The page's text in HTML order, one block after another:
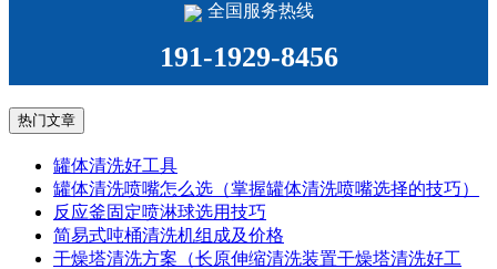
全国服务热线
191-1929-8456
热门文章
罐体清洗好工具
罐体清洗喷嘴怎么选（掌握罐体清洗喷嘴选择的技巧）
反应釜固定喷淋球选用技巧
简易式吨桶清洗机组成及价格
干燥塔清洗方案（长原伸缩清洗装置干燥塔清洗好工